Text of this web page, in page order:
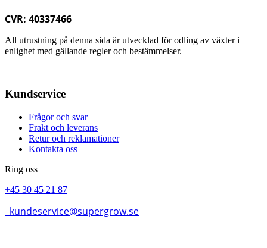
CVR: 40337466
All utrustning på denna sida är utvecklad för odling av växter i
enlighet med gällande regler och bestämmelser.
Kundservice
Frågor och svar
Frakt och leverans
Retur och reklamationer
Kontakta oss
Ring oss
+45 30 45 21 87
kundeservice@supergrow.se